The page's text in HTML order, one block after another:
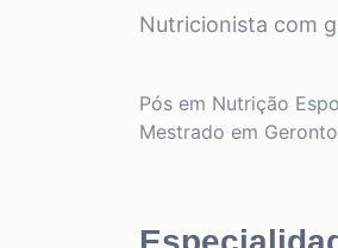
Nutricionista com
Pós em Nutrição
Mestrado em